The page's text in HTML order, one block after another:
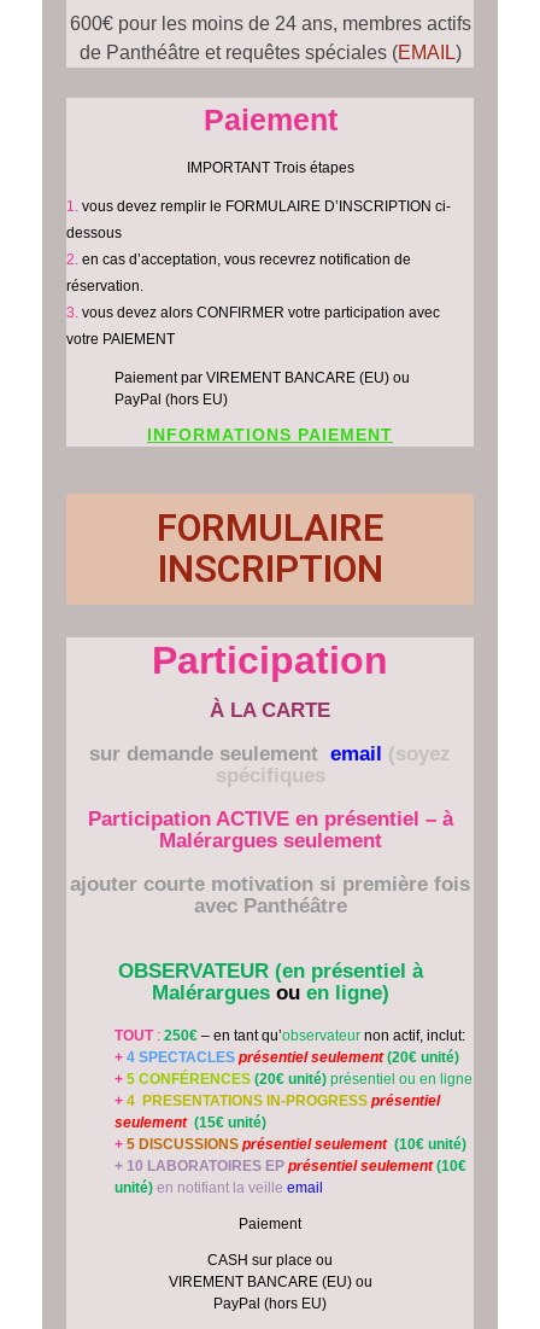
600€ pour les moins de 24 ans, membres actifs
de Panthéâtre et requêtes spéciales (EMAIL)
Paiement
IMPORTANT Trois étapes
vous devez remplir le FORMULAIRE D’INSCRIPTION ci-
dessous
en cas d’acceptation, vous recevrez notification de
réservation.
vous devez alors CONFIRMER votre participation avec
votre PAIEMENT
Paiement par VIREMENT BANCARE (EU) ou
PayPal (hors EU)
INFORMATIONS PAIEMENT
FORMULAIRE
INSCRIPTION
Participation
À LA CARTE
sur demande seulement email (soyez
spécifiques
Participation ACTIVE en présentiel – à
Malérargues seulement
ajouter courte motivation si première fois
avec Panthéâtre
OBSERVATEUR (en présentiel à
Malérargues ouen ligne)
TOUT: 250€ – en tant qu’observateur non actif, inclut:
+ 4 SPECTACLES présentiel seulement (20€ unité)
+ 5 CONFÉRENCES (20€ unité) présentiel ou en ligne
+ 4 PRESENTATIONS IN-PROGRESS présentiel
seulement(15€ unité)
+ 5 DISCUSSIONS présentiel seulement (10€ unité)
+ 10 LABORATOIRES EP présentiel seulement(10€
unité) en notifiant la veille email
Paiement
CASH sur place ou
VIREMENT BANCARE (EU) ou
PayPal (hors EU)